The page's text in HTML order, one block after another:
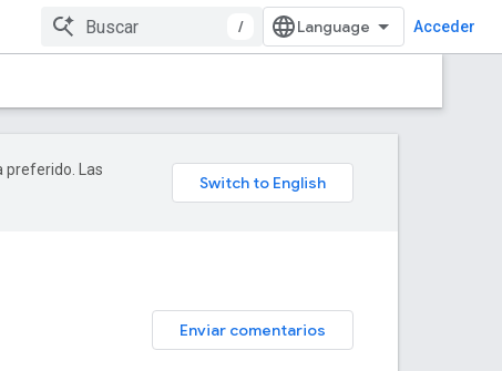
/ Acceder
preferido. Las
Enviar comentarios